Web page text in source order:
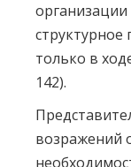
организации
только в
142).
возражений